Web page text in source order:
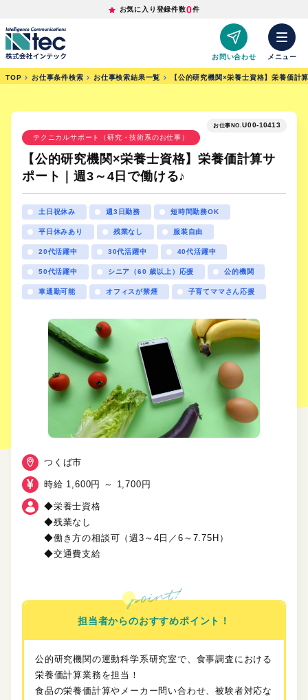
お気に入り登録件数0件
お問い合わせ メニュー
TOP お仕事条件検索 お仕事検索結果一覧 【公的研究機関×栄養士資格】栄養価計
お仕事NO.U00-10413
テクニカルサポート（研究・技術系のお仕事）
【公的研究機関×栄養士資格】栄養価計算サ
ポート｜週3～4日で働ける♪
土日祝休み 週3日勤務 短時間勤務OK
平日休みあり 残業なし 服装自由
20代活躍中 30代活躍中 40代活躍中
50代活躍中 シニア（60 歳以上）応援 公的機関
車通勤可能 オフィスが禁煙 子育てママさん応援
つくば市
時給 1,600円 ～ 1,700円
◆栄養士資格
◆残業なし
◆働き方の相談可（週3～4日／6～7.75H）
◆交通費支給
担当者からのおすすめポイント！
公的研究機関の運動科学系研究室で、食事調査における
栄養価計算業務を担当！
食品の栄養価計算やメーカー問い合わせ、被験者対応な